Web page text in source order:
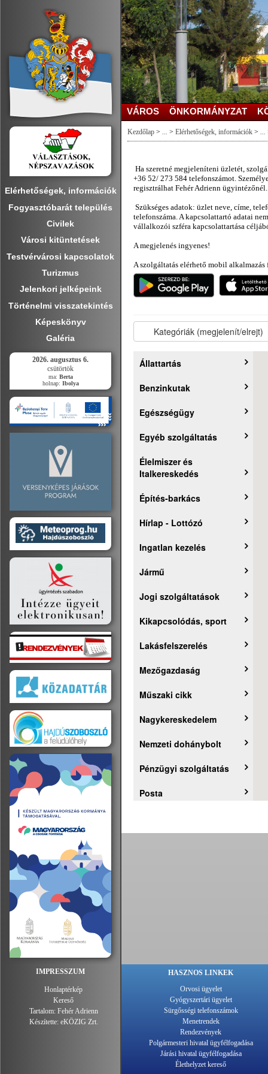
Elérhetőségek, információk
Fogyasztóbarát település
Civilek
Városi kitüntetések
Testvérvárosi kapcsolatok
Turizmus
Jelenkori jelképeink
Történelmi visszatekintés
Képeskönyv
Galéria
2026. augusztus 6.
csütörtök
ma: Berta
holnap: Ibolya
VÁROS ÖNKORMÁNYZAT
Kezdőlap > ... > Elérhetőségek, információk > ...
Ha szeretné megjeleníteni üzletét,
+36 52/ 273 584 telefonszámot.
regisztrálhat Fehér Adrienn ügyintézőnél.
Szükséges adatok: üzlet neve, címe,
telefonszáma. A kapcsolattartó adatai
vállalkozói szféra kapcsolattartása
A megjelenés ingyenes!
A szolgáltatás elérhető mobil
IMPRESSZUM
Honlaptérkép
Kereső
Tartalom: Fehér Adrienn
Készítette: eKÖZIG Zrt.
HASZNOS LINKEK
Orvosi ügyelet
Gyógyszertári ügyelet
Sürgősségi telefonszámok
Menetrendek
Rendezvények
Polgármesteri hivatal ügyfélfogadása
Járási hivatal ügyfélfogadása
Élethelyzet kereső